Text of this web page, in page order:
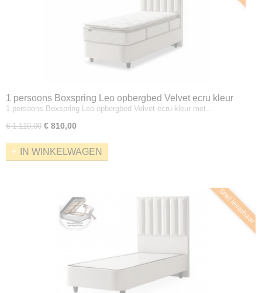
1 persoons Boxspring Leo opbergbed Velvet ecru kleur
met matras
1 persoons Boxspring Leo opbergbed Velvet ecru kleur met…
€ 1.110,00 € 810,00
IN WINKELWAGEN
Snel leverbaar